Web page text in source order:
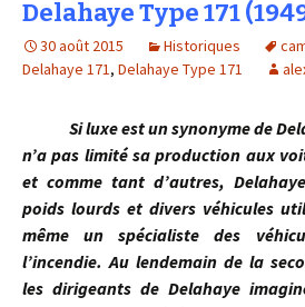
Delahaye Type 171
30 août 2015 Historiques
Delahaye 171, Delahaye Type 171
Si luxe est un synonyme de
n’a pas limité sa production aux
et comme tant d’autres,
poids lourds et divers véhicules
même un spécialiste des
l’incendie. Au lendemain de la
les dirigeants de Delahaye